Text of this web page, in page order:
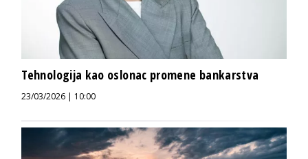
Tehnologija kao oslonac promene bankarstva
23/03/2026 | 10:00